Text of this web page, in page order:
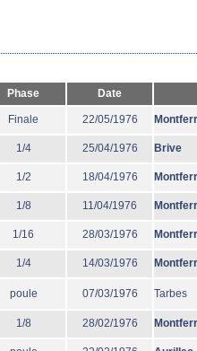
Phase Date
Finale 22/05/1976
1/4 25/04/1976 Brive
1/2 18/04/1976
1/8 11/04/1976
1/16 28/03/1976
1/4 14/03/1976
poule 07/03/1976 Tarbes
1/8 28/02/1976